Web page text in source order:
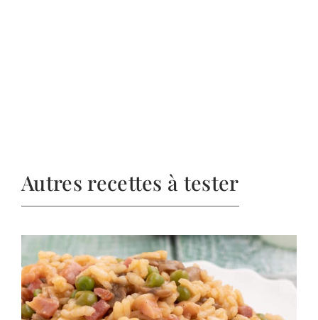
Autres recettes à tester